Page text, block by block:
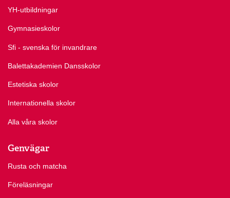
YH-utbildningar
Gymnasieskolor
Sfi - svenska för invandrare
Balettakademien Dansskolor
Estetiska skolor
Internationella skolor
Alla våra skolor
Genvägar
Rusta och matcha
Föreläsningar